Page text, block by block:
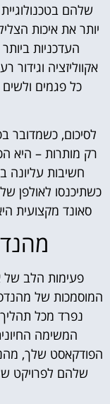
שלהם
יותר את איכות
העדכניות
אקווליזציה
כל פגמים
לסיכום, כשמדובר
רק מותרות – היא
חשיבות עליונה
כשתיכנסו לאולפן
סאונד מקצועית
פעימות הלב של
המוסמכות של
נפרד מכל
המשימה
הפודקאסט שלך,
שלהם לפרויקט